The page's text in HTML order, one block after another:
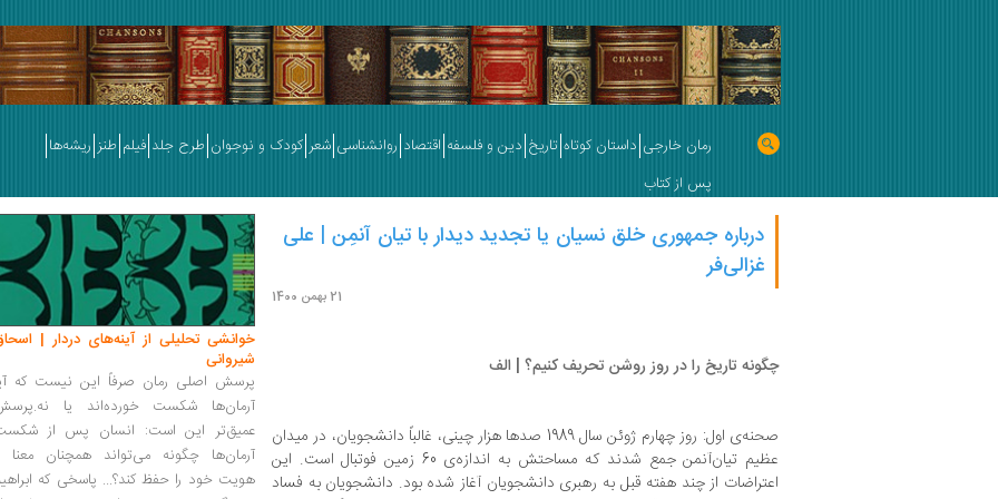
رمان خارجی داستان کوتاه تاریخ دین و فلسفه اقتصاد روانشناسی شعر کودک و نوجوان طرح جلد فیلم طنز ریشه‌ها
پس از کتاب
درباره جمهوری خلق نسیان یا تجدید دیدار با تیان آنمِن | علی
غزالی‌فر
21 بهمن 1400
چگونه تاریخ را در روز روشن تحریف کنیم؟ | الف
صحنه‌ی اول: روز چهارم ژوئن سال 1989 صدها هزار چینی، غالباً دانشجویان، در میدان
عظیم تیان‌آنمن جمع شدند که مساحتش به اندازه‌ی 60 زمین فوتبال است. این
اعتراضات از چند هفته قبل به رهبری دانشجویان آغاز شده بود. دانشجویان به فساد
خوانشی تحلیلی از آینه‌های دردار |
شیروانی
پرسش اصلی رمان صرفاً این نیست که
آرمان‌ها شکست خورده‌اند یا
عمیق‌تر این است: انسان پس از
آرمان‌ها چگونه می‌تواند همچنان معنا
هویت خود را حفظ کند؟... پاسخی که